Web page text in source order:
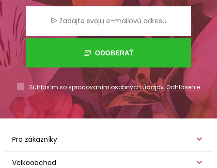
ODOBERAŤ
Súhlasím so spracovaním osobných údajov,Odhlásenie
Pro zákazníky
Velkoobchod